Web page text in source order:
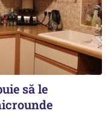
să le